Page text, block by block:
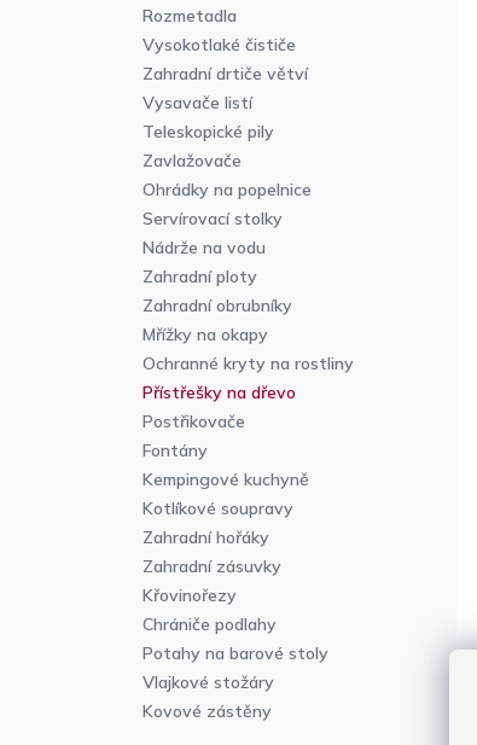
Rozmetadla
Vysokotlaké čističe
Zahradní drtiče větví
Vysavače listí
Teleskopické pily
Zavlažovače
Ohrádky na popelnice
Servírovací stolky
Nádrže na vodu
Zahradní ploty
Zahradní obrubníky
Mřížky na okapy
Ochranné kryty na rostliny
Přístřešky na dřevo
Postřikovače
Fontány
Kempingové kuchyně
Kotlíkové soupravy
Zahradní hořáky
Zahradní zásuvky
Křovinořezy
Chrániče podlahy
Potahy na barové stoly
Vlajkové stožáry
Kovové zástěny